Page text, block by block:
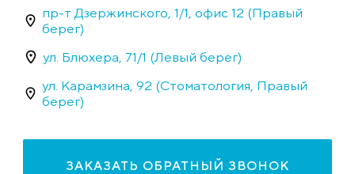
пр-т Дзержинского, 1/1, офис 12 (Правый
берег)
ул. Блюхера, 71/1 (Левый берег)
ул. Карамзина, 92 (Стоматология, Правый
берег)
ЗАКАЗАТЬ ОБРАТНЫЙ ЗВОНОК